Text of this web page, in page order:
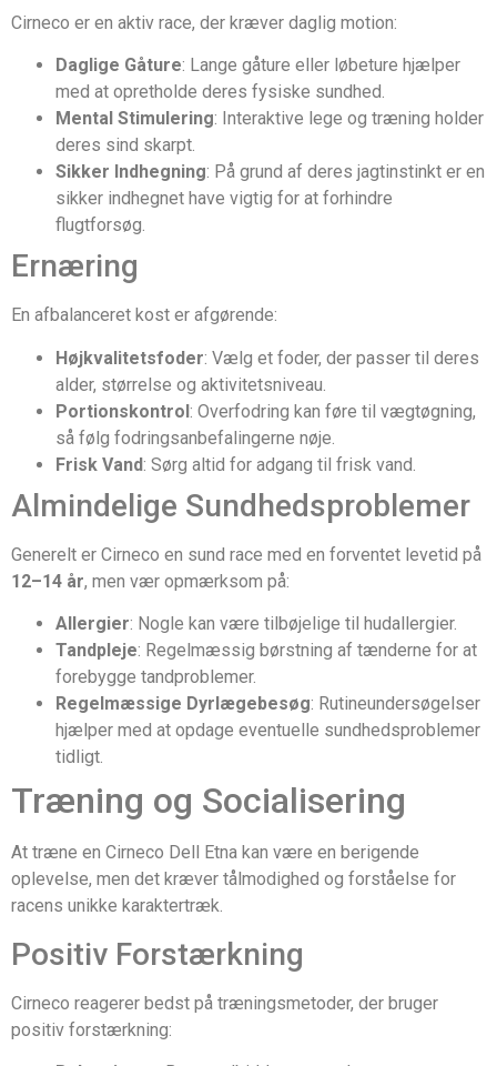
Cirneco er en aktiv race, der kræver daglig motion:
Daglige Gåture: Lange gåture eller løbeture hjælper
med at opretholde deres fysiske sundhed.
Mental Stimulering: Interaktive lege og træning holder
deres sind skarpt.
Sikker Indhegning: På grund af deres jagtinstinkt er en
sikker indhegnet have vigtig for at forhindre
flugtforsøg.
Ernæring
En afbalanceret kost er afgørende:
Højkvalitetsfoder: Vælg et foder, der passer til deres
alder, størrelse og aktivitetsniveau.
Portionskontrol: Overfodring kan føre til vægtøgning,
så følg fodringsanbefalingerne nøje.
Frisk Vand: Sørg altid for adgang til frisk vand.
Almindelige Sundhedsproblemer
Generelt er Cirneco en sund race med en forventet levetid på
12–14 år, men vær opmærksom på:
Allergier: Nogle kan være tilbøjelige til hudallergier.
Tandpleje: Regelmæssig børstning af tænderne for at
forebygge tandproblemer.
Regelmæssige Dyrlægebesøg: Rutineundersøgelser
hjælper med at opdage eventuelle sundhedsproblemer
tidligt.
Træning og Socialisering
At træne en Cirneco Dell Etna kan være en berigende
oplevelse, men det kræver tålmodighed og forståelse for
racens unikke karaktertræk.
Positiv Forstærkning
Cirneco reagerer bedst på træningsmetoder, der bruger
positiv forstærkning: